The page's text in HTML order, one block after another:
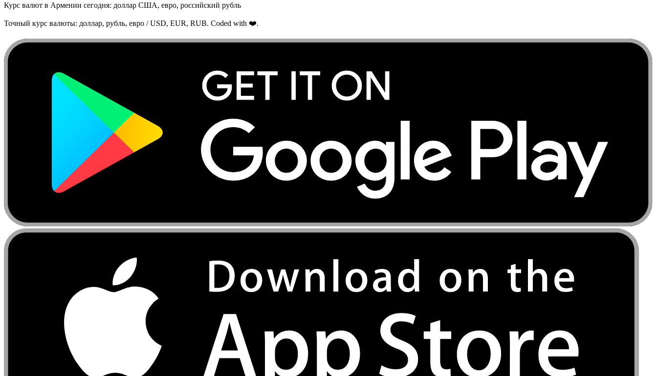
Курс валют в Армении сегодня: доллар США, евро, российский рубль
Точный курс валюты: доллар, рубль, евро / USD, EUR, RUB. Coded with ❤️.